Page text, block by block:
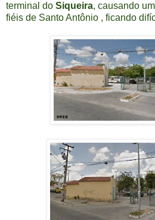
terminal do Siqueira, causando
fiéis de Santo Antônio , ficando